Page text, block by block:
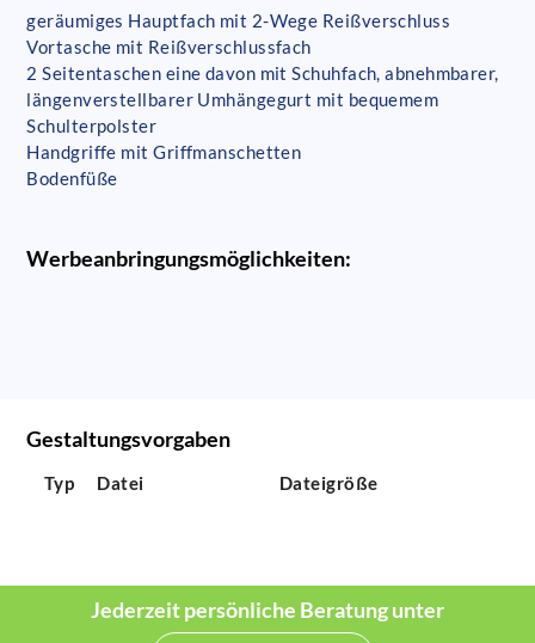
geräumiges Hauptfach mit 2-Wege Reißverschluss
Vortasche mit Reißverschlussfach
2 Seitentaschen eine davon mit Schuhfach, abnehmbarer,
längenverstellbarer Umhängegurt mit bequemem
Schulterpolster
Handgriffe mit Griffmanschetten
Bodenfüße
Werbeanbringungsmöglichkeiten:
Gestaltungsvorgaben
Typ Datei Dateigröße
Jederzeit persönliche Beratung unter